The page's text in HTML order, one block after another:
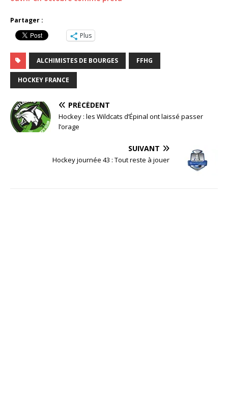
Partager :
Plus
ALCHIMISTES DE BOURGES FFHG
HOCKEY FRANCE
PRÉCÉDENT
Hockey : les Wildcats d’Épinal ont laissé passer
l’orage
SUIVANT
Hockey journée 43 : Tout reste à jouer